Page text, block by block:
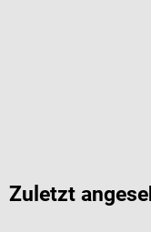
Zuletzt